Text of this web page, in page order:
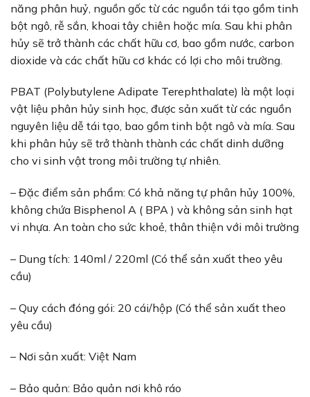
năng phân huỷ, nguồn gốc từ các nguồn tái tạo gồm tinh
bột ngô, rễ sắn, khoai tây chiên hoặc mía. Sau khi phân
hủy sẽ trở thành các chất hữu cơ, bao gồm nước, carbon
dioxide và các chất hữu cơ khác có lợi cho môi trường.
PBAT (Polybutylene Adipate Terephthalate) là một loại
vật liệu phân hủy sinh học, được sản xuất từ các nguồn
nguyên liệu dễ tái tạo, bao gồm tinh bột ngô và mía. Sau
khi phân hủy sẽ trở thành thành các chất dinh dưỡng
cho vi sinh vật trong môi trường tự nhiên.
– Đặc điểm sản phẩm: Có khả năng tự phân hủy 100%,
không chứa Bisphenol A ( BPA ) và không sản sinh hạt
vi nhựa. An toàn cho sức khoẻ, thân thiện với môi trường
– Dung tích: 140ml / 220ml (Có thể sản xuất theo yêu
cầu)
– Quy cách đóng gói: 20 cái/hộp (Có thể sản xuất theo
yêu cầu)
– Nơi sản xuất: Việt Nam
– Bảo quản: Bảo quản nơi khô ráo